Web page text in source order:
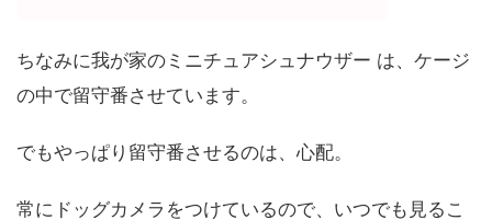
ちなみに我が家のミニチュアシュナウザー は、ケージ
の中で留守番させています。
でもやっぱり留守番させるのは、心配。
常にドッグカメラをつけているので、いつでも見るこ